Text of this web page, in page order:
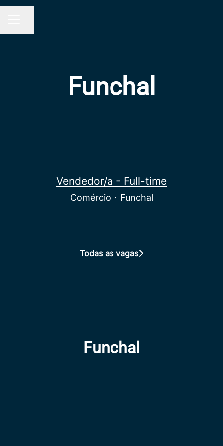
Funchal
Vendedor/a - Full-time
Comércio · Funchal
Todas as vagas
Funchal